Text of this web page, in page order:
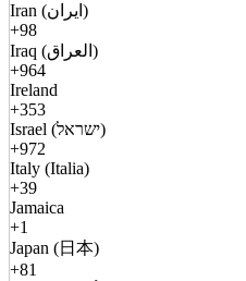
Iran (ایران)
+98
Iraq (العراق)
+964
Ireland
+353
Israel (ישראל)
+972
Italy (Italia)
+39
Jamaica
+1
Japan (日本)
+81